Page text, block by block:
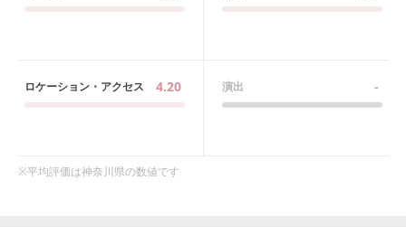
ロケーション・アクセス 4.20 演出 -
※平均評価は神奈川県の数値です